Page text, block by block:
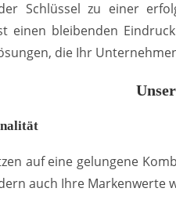
Schlüssel zu einer
einen bleibenden
die Ihr
auf eine gelungene
auch Ihre Markenwerte